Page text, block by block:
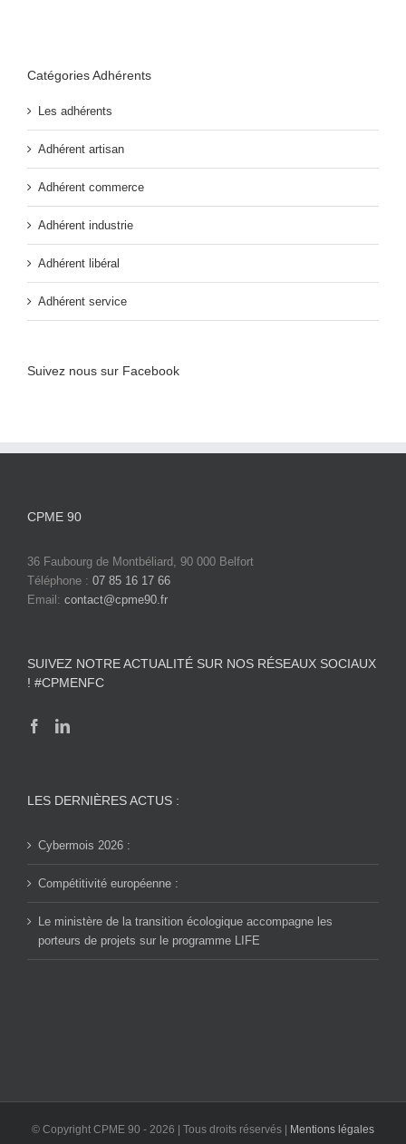
Catégories Adhérents
Les adhérents
Adhérent artisan
Adhérent commerce
Adhérent industrie
Adhérent libéral
Adhérent service
Suivez nous sur Facebook
CPME 90
36 Faubourg de Montbéliard, 90 000 Belfort
Téléphone : 07 85 16 17 66
Email: contact@cpme90.fr
SUIVEZ NOTRE ACTUALITÉ SUR NOS RÉSEAUX SOCIAUX
! #CPMENFC
LES DERNIÈRES ACTUS :
Cybermois 2026 :
Compétitivité européenne :
Le ministère de la transition écologique accompagne les
porteurs de projets sur le programme LIFE
© Copyright CPME 90 - 2026 | Tous droits réservés | Mentions légales